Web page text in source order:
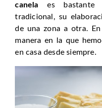
canela es bastante
tradicional, su
de una zona a otra.
manera en la que
en casa desde siempre.